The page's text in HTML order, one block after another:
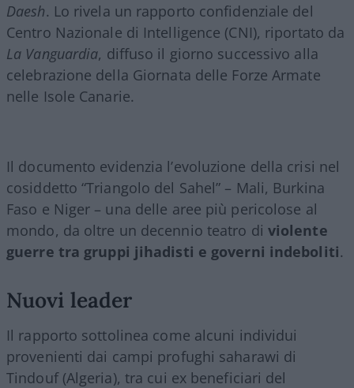
Daesh. Lo rivela un rapporto confidenziale del
Centro Nazionale di Intelligence (CNI), riportato da
La Vanguardia, diffuso il giorno successivo alla
celebrazione della Giornata delle Forze Armate
nelle Isole Canarie.
Il documento evidenzia l’evoluzione della crisi nel
cosiddetto “Triangolo del Sahel” – Mali, Burkina
Faso e Niger – una delle aree più pericolose al
mondo, da oltre un decennio teatro di violente
guerre tra gruppi jihadisti e governi indeboliti.
Nuovi leader
Il rapporto sottolinea come alcuni individui
provenienti dai campi profughi saharawi di
Tindouf (Algeria), tra cui ex beneficiari del